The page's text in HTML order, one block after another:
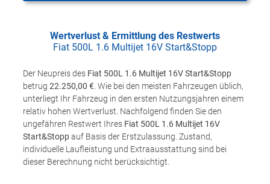
Wertverlust & Ermittlung des Restwerts
Fiat 500L 1.6 Multijet 16V Start&Stopp
Der Neupreis des Fiat 500L 1.6 Multijet 16V Start&Stopp
betrug 22.250,00 € . Wie bei den meisten Fahrzeugen üblich,
unterliegt Ihr Fahrzeug in den ersten Nutzungsjahren einem
relativ hohen Wertverlust. Nachfolgend finden Sie den
ungefähren Restwert Ihres Fiat 500L 1.6 Multijet 16V
Start&Stoppauf Basis der Erstzulassung. Zustand,
individuelle Laufleistung und Extraausstattung sind bei
dieser Berechnung nicht berücksichtigt.